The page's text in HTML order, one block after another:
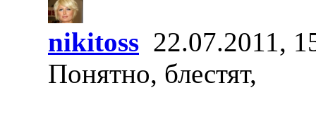
nikitoss 22.07.2011,
Понятно, блестят,